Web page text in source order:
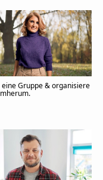
Gruppe & organisiere